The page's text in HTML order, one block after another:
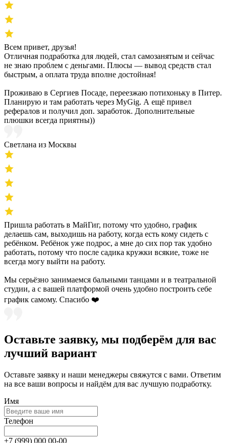
Всем привет, друзья!
Отличная подработка для людей, стал самозанятым и сейчас
не знаю проблем с деньгами. Плюсы — вывод средств стал
быстрым, а оплата труда вполне достойная!
Проживаю в Сергиев Посаде, переезжаю потихоньку в Питер.
Планирую и там работать через MyGig. А ещё привел
рефералов и получил доп. заработок. Дополнительные
плюшки всегда приятны))
Светлана из Москвы
Пришла работать в МайГиг, потому что удобно, график
делаешь сам, выходишь на работу, когда есть кому сидеть с
ребёнком. Ребёнок уже подрос, а мне до сих пор так удобно
работать, потому что после садика кружки всякие, тоже не
всегда могу выйти на работу.
Мы серьёзно занимаемся бальными танцами и в театральной
студии, а с вашей платформой очень удобно построить себе
график самому. Спасибо ❤️
Оставьте заявку, мы подберём для вас
лучший вариант
Оставьте заявку и наши менеджеры свяжутся c вами. Ответим
на все ваши вопросы и найдём для вас лучшую подработку.
Имя
Телефон
+7 (999) 000 00-00